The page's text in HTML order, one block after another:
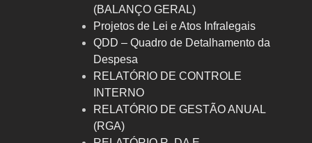
(BALANÇO GERAL)
Projetos de Lei e Atos Infralegais
QDD – Quadro de Detalhamento da
Despesa
RELATÓRIO DE CONTROLE
INTERNO
RELATÓRIO DE GESTÃO ANUAL
(RGA)